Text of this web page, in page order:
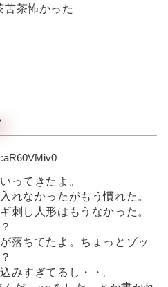
苦茶怖かった
aR60VMiv0
ってきたよ。
れなかったがもう慣れた。
刺し人形はもうなかった。
落ちてたよ。ちょっとゾッ
みすぎてるし・・。